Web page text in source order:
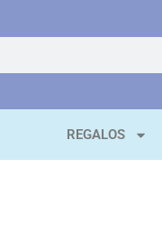
REGALOS